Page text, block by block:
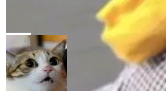
个独立于业务线程的全局通信引擎（
Coding 从个人辅助工具逐步走向团队级
级应用，企业在规模化落地过程中，对安
可控性和代码质量提出了更高要求。 首
安全与合规要求。对于大多数普通研发
有云模型能够满足快速试用和效率提升
但对于金融、能源、医疗等对数据安全
产品应用、支撑保障、专题等五大方向。
AI算力网关（AI创新平台）成功入选！
各业的Agent走向规模化建设，算力构成
渐丰富，用户关注的重点也在发生变化
让AI用起来，还要进一步看清混合算力
Token花在哪里、算力是否被充分利用，
Jeff Dean 离开 Google：一个时代
束，一个实验室的开始
Google 员工编号 20。MapReduce 作
Bigtable 作者之一。TensorFlow 的作者
Gemini 的架构师。Google 首席科学家
ean 在 Google 工作了 27 年后，宣布离
不是一个人走。一同离开的还有 Sanjay
局
🔥 SolonCode v2026.8.4 发布：界
字体可调、22 种语言、记忆搜索增强
打开终端就能上岗的全中文编码智能体